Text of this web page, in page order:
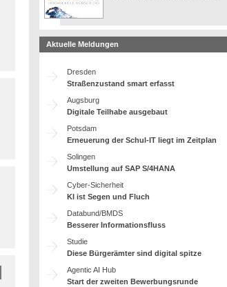
Aktuelle Meldungen
Dresden
Straßenzustand smart erfasst
Augsburg
Digitale Teilhabe ausgebaut
Potsdam
Erneuerung der Schul-IT liegt im Zeitplan
Solingen
Umstellung auf SAP S/4HANA
Cyber-Sicherheit
KI ist Segen und Fluch
Databund/BMDS
Besserer Informationsfluss
Studie
Diese Bürgerämter sind digital spitze
Agentic AI Hub
Start der zweiten Bewerbungsrunde